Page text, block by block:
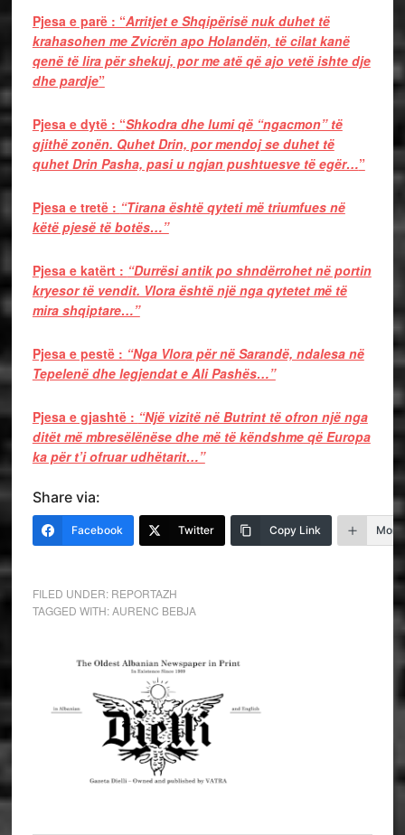
Pjesa e parë : “Arritjet e Shqipërisë nuk duhet të
krahasohen me Zvicrën apo Holandën, të cilat kanë
qenë të lira për shekuj, por me atë që ajo vetë ishte dje
dhe pardje”
Pjesa e dytë : “Shkodra dhe lumi që “ngacmon” të
gjithë zonën. Quhet Drin, por mendoj se duhet të
quhet Drin Pasha, pasi u ngjan pushtuesve të egër…”
Pjesa e tretë : “Tirana është qyteti më triumfues në
këtë pjesë të botës…”
Pjesa e katërt : “Durrësi antik po shndërrohet në portin
kryesor të vendit. Vlora është një nga qytetet më të
mira shqiptare…”
Pjesa e pestë : “Nga Vlora për në Sarandë, ndalesa në
Tepelenë dhe legjendat e Ali Pashës…”
Pjesa e gjashtë : “Një vizitë në Butrint të ofron një nga
ditët më mbresëlënëse dhe më të këndshme që Europa
ka për t’i ofruar udhëtarit…”
Share via:
Facebook Twitter Copy Link More
FILED UNDER: REPORTAZH
TAGGED WITH:AURENC BEBJA